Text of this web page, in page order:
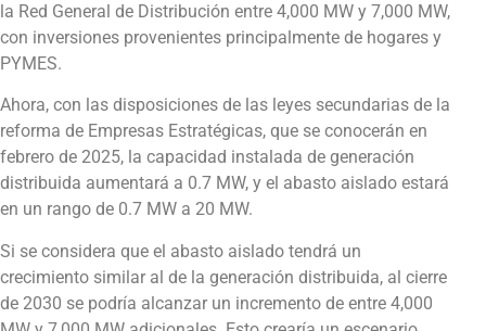
la Red General de Distribución entre 4,000 MW y 7,000 MW,
con inversiones provenientes principalmente de hogares y
PYMES.
Ahora, con las disposiciones de las leyes secundarias de la
reforma de Empresas Estratégicas, que se conocerán en
febrero de 2025, la capacidad instalada de generación
distribuida aumentará a 0.7 MW, y el abasto aislado estará
en un rango de 0.7 MW a 20 MW.
Si se considera que el abasto aislado tendrá un
crecimiento similar al de la generación distribuida, al cierre
de 2030 se podría alcanzar un incremento de entre 4,000